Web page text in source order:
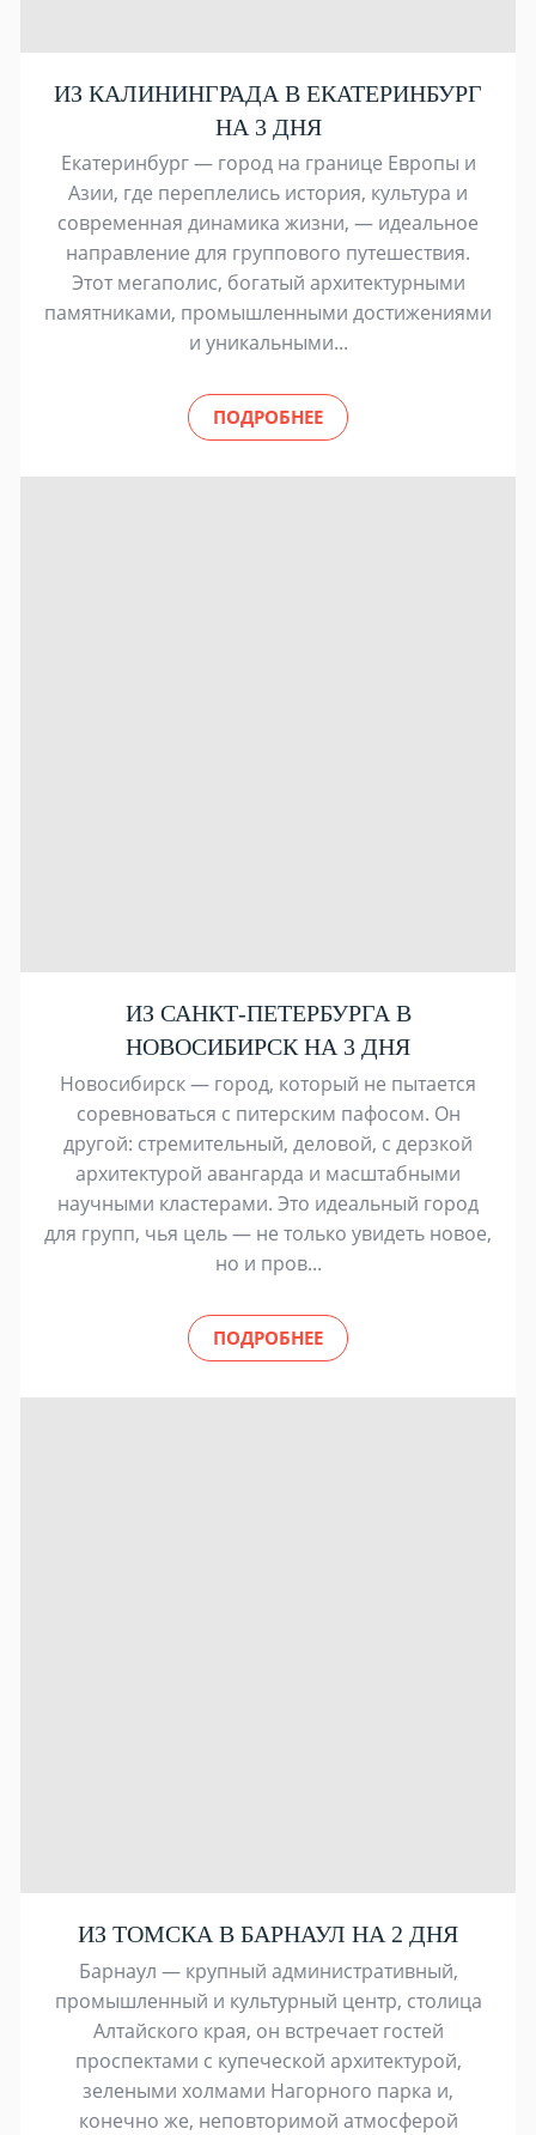
ИЗ КАЛИНИНГРАДА В ЕКАТЕРИНБУРГ
НА 3 ДНЯ
Екатеринбург — город на границе Европы и
Азии, где переплелись история, культура и
современная динамика жизни, — идеальное
направление для группового путешествия.
Этот мегаполис, богатый архитектурными
памятниками, промышленными достижениями
и уникальными...
ПОДРОБНЕЕ
ИЗ САНКТ-ПЕТЕРБУРГА В
НОВОСИБИРСК НА 3 ДНЯ
Новосибирск — город, который не пытается
соревноваться с питерским пафосом. Он
другой: стремительный, деловой, с дерзкой
архитектурой авангарда и масштабными
научными кластерами. Это идеальный город
для групп, чья цель — не только увидеть новое,
но и пров...
ПОДРОБНЕЕ
ИЗ ТОМСКА В БАРНАУЛ НА 2 ДНЯ
Барнаул — крупный административный,
промышленный и культурный центр, столица
Алтайского края, он встречает гостей
проспектами с купеческой архитектурой,
зелеными холмами Нагорного парка и,
конечно же, неповторимой атмосферой